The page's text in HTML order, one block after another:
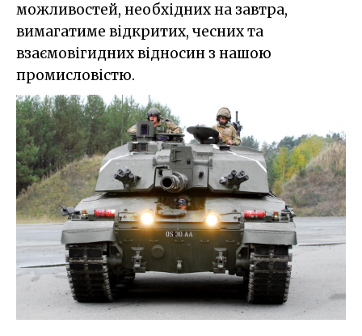
можливостей, необхідних на завтра,
вимагатиме відкритих, чесних та
взаємовігидних відносин з нашою
промисловістю.